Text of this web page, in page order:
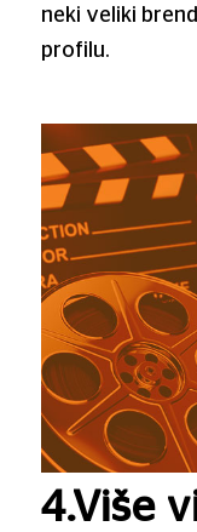
neki veliki
profilu.
4.Više